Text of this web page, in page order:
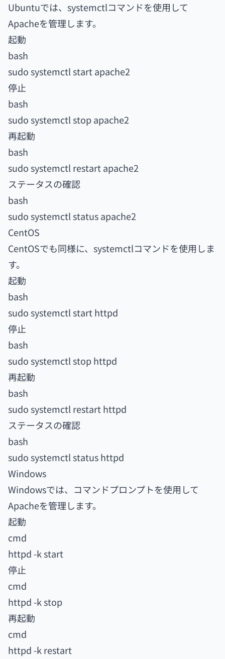
Ubuntuでは、systemctlコマンドを使用して
Apacheを管理します。
起動
bash
sudo systemctl start apache2
停止
bash
sudo systemctl stop apache2
再起動
bash
sudo systemctl restart apache2
ステータスの確認
bash
sudo systemctl status apache2
CentOS
CentOSでも同様に、systemctlコマンドを使用しま
す。
起動
bash
sudo systemctl start httpd
停止
bash
sudo systemctl stop httpd
再起動
bash
sudo systemctl restart httpd
ステータスの確認
bash
sudo systemctl status httpd
Windows
Windowsでは、コマンドプロンプトを使用して
Apacheを管理します。
起動
cmd
httpd -k start
停止
cmd
httpd -k stop
再起動
cmd
httpd -k restart